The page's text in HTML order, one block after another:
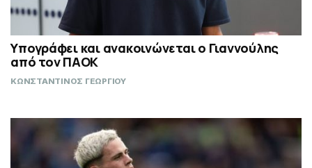
Υπογράφει και ανακοινώνεται ο Γιαννούλης
από τον ΠΑΟΚ
ΚΩΝΣΤΑΝΤΙΝΟΣ ΓΕΩΡΓΙΟΥ